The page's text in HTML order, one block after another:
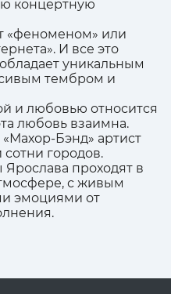
концертную
«феноменом» или
И все это
уникальным
тембром и
и любовью относится
любовь взаимна.
Бэнд» артист
городов.
проходят в
с живым
эмоциями от